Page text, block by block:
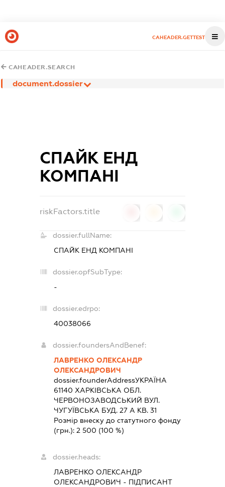
CAHEADER.GETTEST
CAHEADER.SEARCH
document.dossier
СПАЙК ЕНД
КОМПАНІ
riskFactors.title
dossier.fullName:
СПАЙК ЕНД КОМПАНІ
dossier.opfSubType:
-
dossier.edrpo:
40038066
dossier.foundersAndBenef:
ЛАВРЕНКО ОЛЕКСАНДР
ОЛЕКСАНДРОВИЧ
dossier.founderAddressУКРАЇНА
61140 ХАРКIВСЬКА ОБЛ.
ЧЕРВОНОЗАВОДСЬКИЙ ВУЛ.
ЧУГУЇВСЬКА БУД. 27 А КВ. 31
Розмір внеску до статутного фонду
(грн.):2 500 (100 %)
dossier.heads:
ЛАВРЕНКО ОЛЕКСАНДР
ОЛЕКСАНДРОВИЧ - ПІДПИСАНТ